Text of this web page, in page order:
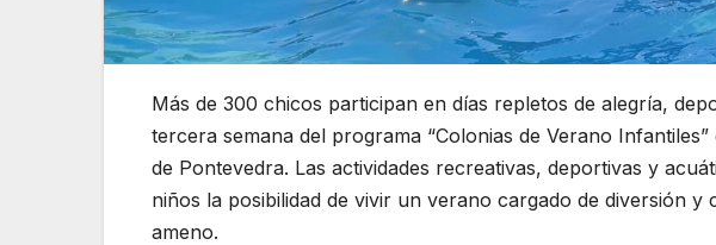
Más de 300 chicos participan en días repletos de alegría,
tercera semana del programa “Colonias de Verano
de Pontevedra. Las actividades recreativas, deportivas y
niños la posibilidad de vivir un verano cargado de diversión
ameno.